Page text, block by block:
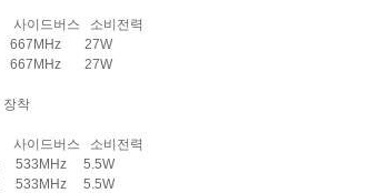
드버스 소비전력
667MHz 27W
667MHz 27W
착
드버스 소비전력
533MHz 5.5W
533MHz 5.5W